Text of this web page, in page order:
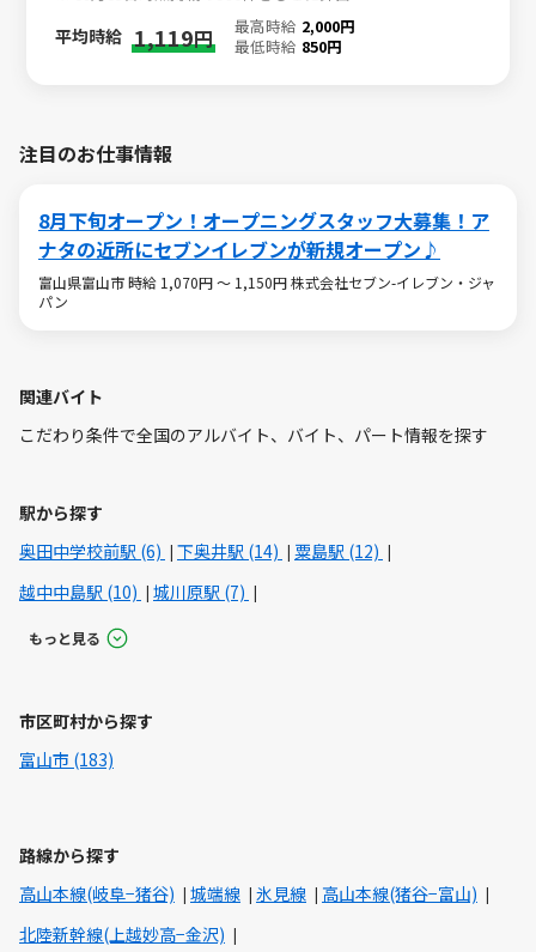
平均時給 1,119円 最高時給 2,000円
最低時給 850円
注目のお仕事情報
8月下旬オープン！オープニングスタッフ大募集！ア
ナタの近所にセブンイレブンが新規オープン♪
富山県富山市 時給 1,070円 ～ 1,150円 株式会社セブン-イレブン・ジャ
パン
関連バイト
こだわり条件で全国のアルバイト、バイト、パート情報を探す
駅から探す
奥田中学校前駅 (6)
下奥井駅 (14)
粟島駅 (12)
越中中島駅 (10)
城川原駅 (7)
もっと見る
市区町村から探す
富山市 (183)
路線から探す
高山本線(岐阜−猪谷)
城端線 氷見線
高山本線(猪谷−富山)
北陸新幹線(上越妙高−金沢)